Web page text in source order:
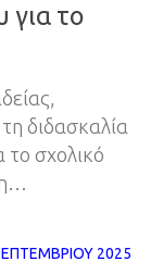
για το
διδασκαλία
σχολικό
2025